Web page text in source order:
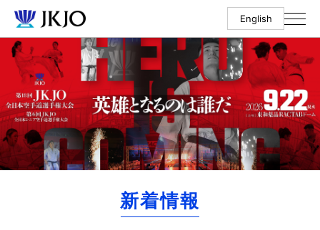
English
新着情報